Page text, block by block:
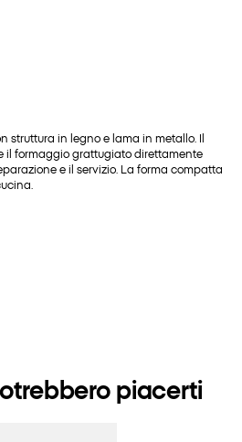
struttura in legno e lama in metallo. Il
il formaggio grattugiato direttamente
e il servizio. La forma compatta
piacerti